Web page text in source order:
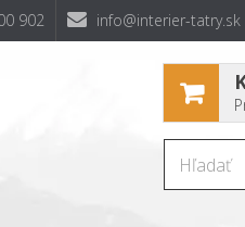
902 info@interier-tatry.sk